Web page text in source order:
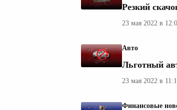
Резкий
23 мая 2022 в
Авто
Льготный
23 мая 2022 в
Финансовые